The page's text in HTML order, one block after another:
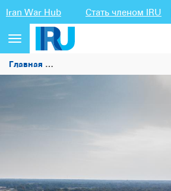
Iran War Hub Стать членом IRU
Переключить
навигацию
Главная